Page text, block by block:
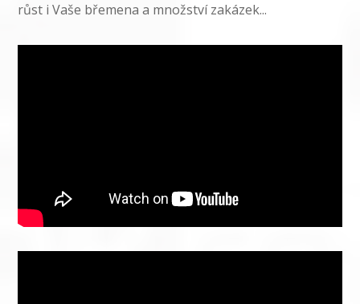
růst i Vaše břemena a množství zakázek...